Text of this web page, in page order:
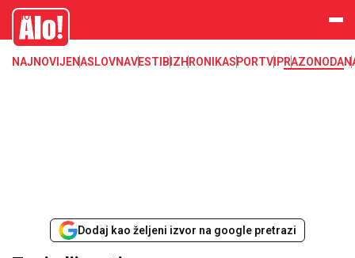
Zanimljivosti
Alo
NAJNOVIJENASLOVNAVESTI BIZHRONIKASPORTVIPRAZONODA
Dodaj kao željeni izvor na google pretrazi